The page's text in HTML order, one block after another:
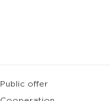
Public offer